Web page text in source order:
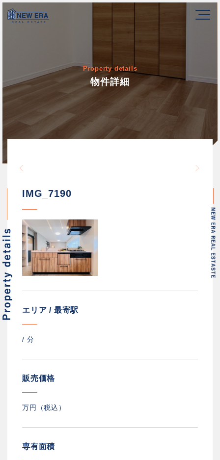
Property details
物件詳細
/home/newerakk/
IMG_7190
エリア / 最寄駅
/ 分
販売価格
万円（税込）
専有面積